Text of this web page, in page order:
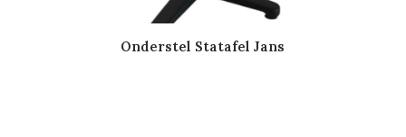
Onderstel Statafel Jans